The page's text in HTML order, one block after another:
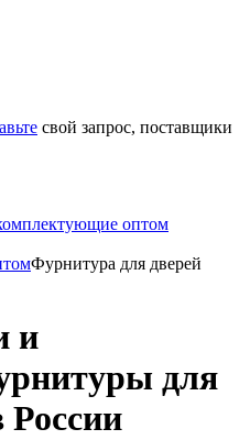
свой запрос, поставщики
оптом
Фурнитура для дверей
и
для
России